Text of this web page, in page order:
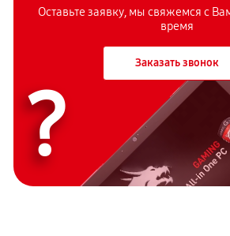
Оставьте заявку, мы свяжемся с
время
Заказать звонок
?